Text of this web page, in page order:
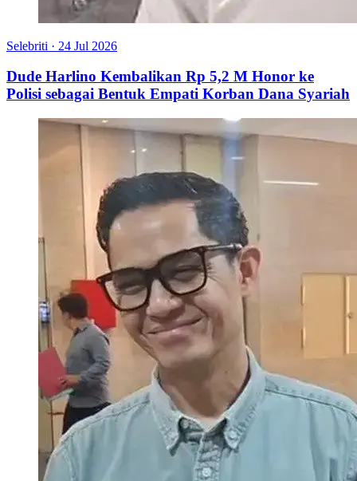
Selebriti · 24 Jul 2026
Dude Harlino Kembalikan Rp 5,2 M Honor ke
Polisi sebagai Bentuk Empati Korban Dana Syariah